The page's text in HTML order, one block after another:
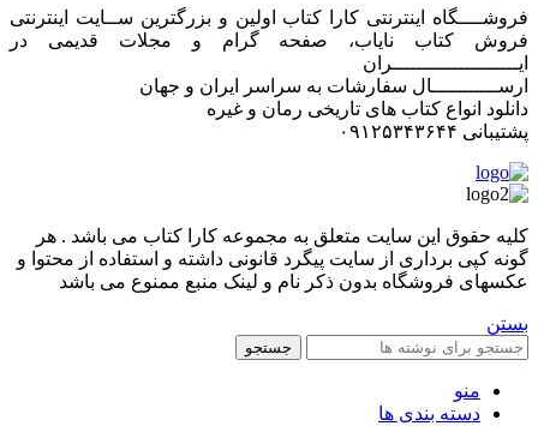
فروشــــگاه اینترنتی کارا کتاب اولین و بزرگترین ســایت اینترنتی
فروش کتاب نایاب، صفحه گرام و مجلات قدیمی در
ایـــــــــــــــــــــران
ارســـــــــــال سفارشات به سراسر ایران و جهان
دانلود انواع کتاب های تاریخی رمان و غیره
پشتیبانی ۰۹۱۲۵۳۴۳۶۴۴
کليه حقوق اين سايت متعلق به مجموعه کارا کتاب می باشد . هر
گونه کپی برداری از سایت پیگرد قانونی داشته و استفاده از محتوا و
عکسهای فروشگاه بدون ذکر نام و لینک منبع ممنوع می باشد
بستن
جستجو
منو
دسته بندی ها